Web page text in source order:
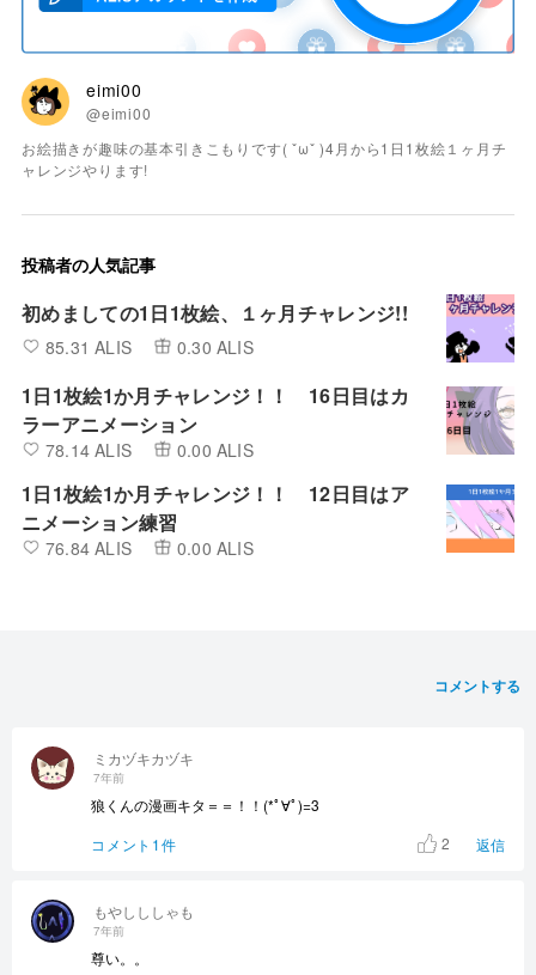
eimi00
@eimi00
お絵描きが趣味の基本引きこもりです( ˇωˇ )4月から1日1枚絵１ヶ月チ
ャレンジやります!
投稿者の人気記事
初めましての1日1枚絵、１ヶ月チャレンジ!!
85.31 ALIS 0.30 ALIS
1日1枚絵1か月チャレンジ！！ 16日目はカ
ラーアニメーション
78.14 ALIS 0.00 ALIS
1日1枚絵1か月チャレンジ！！ 12日目はア
ニメーション練習
76.84 ALIS 0.00 ALIS
コメントする
もやしししゃも
7年前
尊い。。
ミカヅキカヅキ
7年前
狼くんの漫画キタ＝＝！！(*ﾟ∀ﾟ)=3
コメント1件
2 返信